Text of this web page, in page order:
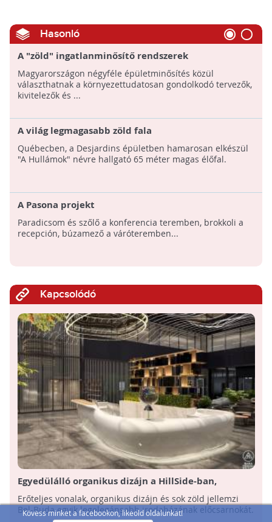
Kövess minket a facebookon, likeold oldalunkat!
Hasonló
A "zöld" ingatlanminősítő rendszerek
Magyarországon négyféle épületminősítés közül
választhatnak a környezettudatosan gondolkodó tervezők,
kivitelezők és ...
A világ legmagasabb zöld fala
Québecben, a Desjardins épületben hamarosan elkészül
"A Hullámok" névre hallgató 65 méter magas élőfal.
A Pasona projekt
Paradicsom és szőlő a konferencia teremben, brokkoli a
recepción, búzamező a váróteremben...
Kapcsolódó
Egyedülálló organikus dizájn a HillSide-ban,
Budapest egyik legújabb, LEED GOLD minősítésű
irodaházában
Erőteljes vonalak, organikus dizájn és sok zöld jellemzi
Bel-Buda egyik legelegánsabb irodaházának előcsarnokát.